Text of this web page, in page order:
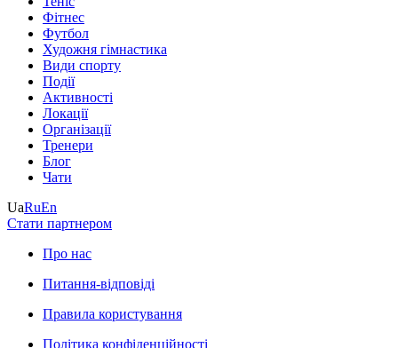
Фітнес
Футбол
Художня гімнастика
Види спорту
Події
Активності
Локації
Організації
Тренери
Блог
Чати
UaRuEn
Стати партнером
Про нас
Питання-відповіді
Правила користування
Політика конфіденційності